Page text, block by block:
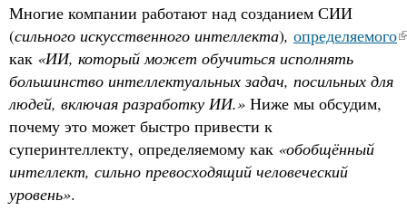
Многие компании работают над созданием СИИ
(сильного искусственного интеллекта), определяемого
как «ИИ, который может обучиться исполнять
большинство интеллектуальных задач, посильных для
людей, включая разработку ИИ.» Ниже мы обсудим,
почему это может быстро привести к
суперинтеллекту, определяемому как «обобщённый
интеллект, сильно превосходящий человеческий
уровень».